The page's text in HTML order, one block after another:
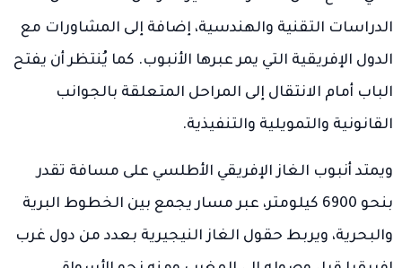
الدراسات التقنية والهندسية، إضافة إلى المشاورات مع
الدول الإفريقية التي يمر عبرها الأنبوب. كما يُنتظر أن يفتح
الباب أمام الانتقال إلى المراحل المتعلقة بالجوانب
القانونية والتمويلية والتنفيذية.
ويمتد أنبوب الغاز الإفريقي الأطلسي على مسافة تقدر
بنحو 6900 كيلومتر، عبر مسار يجمع بين الخطوط البرية
والبحرية، ويربط حقول الغاز النيجيرية بعدد من دول غرب